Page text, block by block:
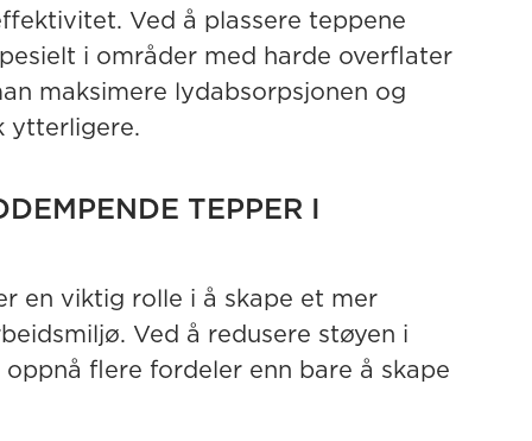
Ved å plassere teppene
i områder med harde overflater
maksimere lydabsorpsjonen og
ytterligere.
TEPPER I
en viktig rolle i å skape et mer
Ved å redusere støyen i
flere fordeler enn bare å skape